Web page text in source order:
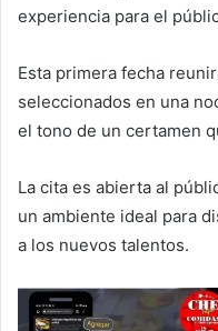
experiencia para el
Esta primera fecha
seleccionados en una
el tono de un certamen
La cita es abierta al
un ambiente ideal para
a los nuevos talentos.